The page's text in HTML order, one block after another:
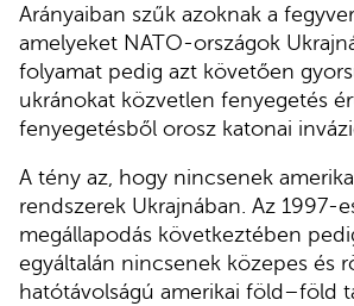
Arányaiban szűk azoknak a
amelyeket NATO-országok
folyamat pedig azt követően
ukránokat közvetlen fenyegetés
fenyegetésből orosz katonai
A tény az, hogy nincsenek
rendszerek Ukrajnában. Az 1997-
megállapodás következtében
egyáltalán nincsenek közepes és
hatótávolságú amerikai föld–föld